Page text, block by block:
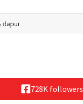
728K followers